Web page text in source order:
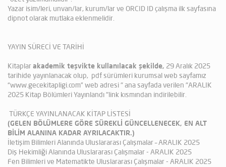
Yazar isim/leri, unvan/lar, kurum/lar ve ORCID ID çalışma ilk sayfasına
dipnot olarak mutlaka eklenmelidir.
YAYIN SÜRECİ VE TARİHİ
Kitaplar akademik teşvikte kullanılacak şekilde, 29 Aralık 2025
tarihide yayınlanacak olup, pdf sürümleri kurumsal web sayfamız
“www.gecekitapligi.com” web adresi " ana sayfada verilen "ARALIK
2025 Kitap Bölümleri Yayınlandı "link kısmından indirilebilir.
TÜRKÇE YAYINLANACAK KİTAP LİSTESİ
(GELEN BÖLÜMLERE GÖRE SÜREKLİ GÜNCELLENECEK, EN ALT
BİLİM ALANINA KADAR AYRILACAKTIR.)
İletişim Bilimleri Alanında Uluslararası Çalışmalar – ARALIK 2025
Diş Hekimliği Alanında Uluslararası Çalışmalar - ARALIK 2025
Fen Bilimleri ve Matematikte Uluslararası Çalışmalar - ARALIK 2025